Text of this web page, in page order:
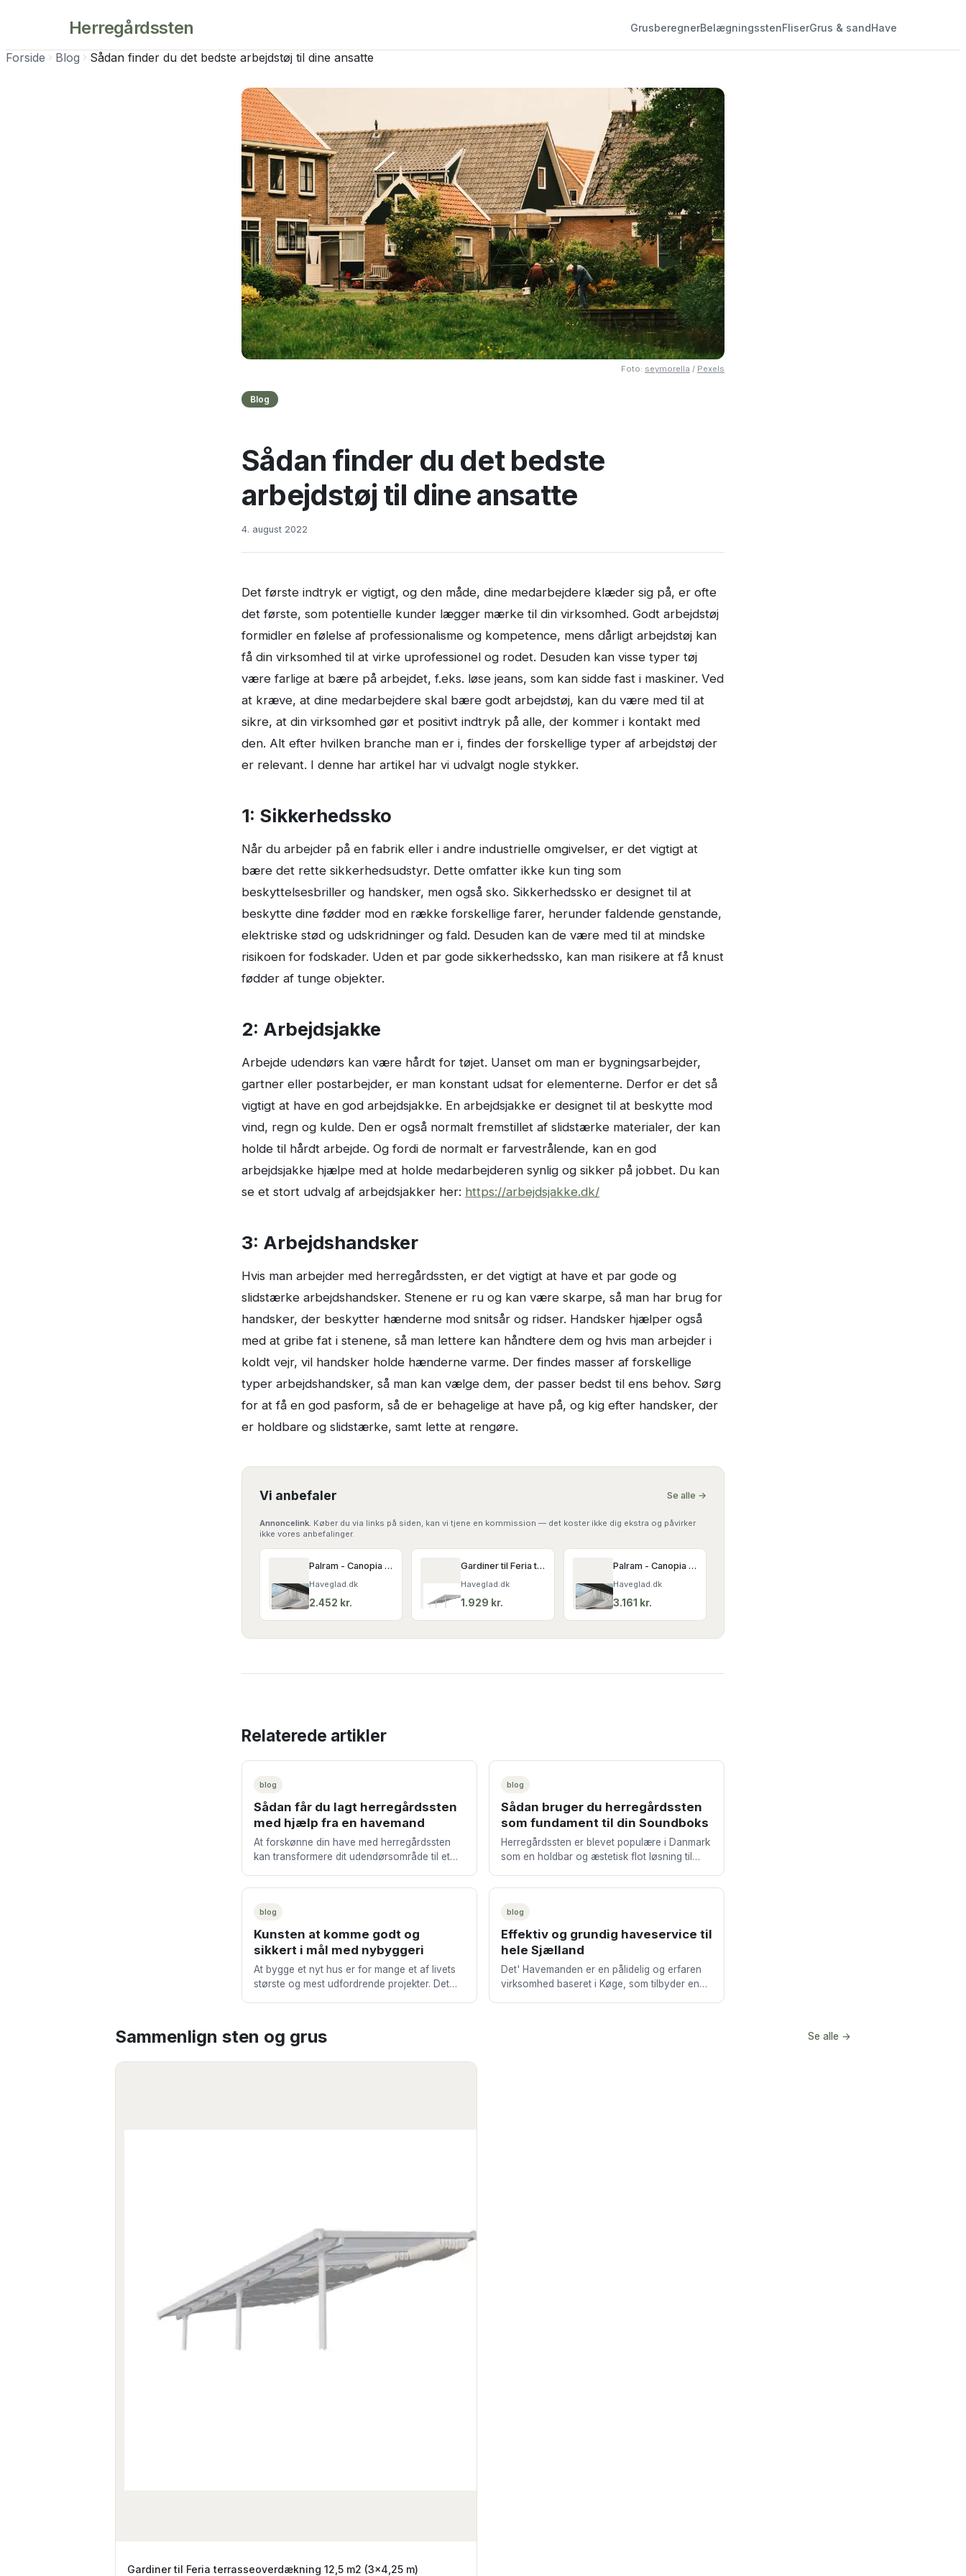
Herregårdssten GrusberegnerBelægningsstenFliserGrus & sandHave
Forside Blog Sådan finder du det bedste arbejdstøj til dine ansatte
Foto: seymorella / Pexels
Blog
Sådan finder du det bedste
arbejdstøj til dine ansatte
4. august 2022
Det første indtryk er vigtigt, og den måde, dine medarbejdere klæder sig på, er ofte
det første, som potentielle kunder lægger mærke til din virksomhed. Godt arbejdstøj
formidler en følelse af professionalisme og kompetence, mens dårligt arbejdstøj kan
få din virksomhed til at virke uprofessionel og rodet. Desuden kan visse typer tøj
være farlige at bære på arbejdet, f.eks. løse jeans, som kan sidde fast i maskiner. Ved
at kræve, at dine medarbejdere skal bære godt arbejdstøj, kan du være med til at
sikre, at din virksomhed gør et positivt indtryk på alle, der kommer i kontakt med
den. Alt efter hvilken branche man er i, findes der forskellige typer af arbejdstøj der
er relevant. I denne har artikel har vi udvalgt nogle stykker.
1: Sikkerhedssko
Når du arbejder på en fabrik eller i andre industrielle omgivelser, er det vigtigt at
bære det rette sikkerhedsudstyr. Dette omfatter ikke kun ting som
beskyttelsesbriller og handsker, men også sko. Sikkerhedssko er designet til at
beskytte dine fødder mod en række forskellige farer, herunder faldende genstande,
elektriske stød og udskridninger og fald. Desuden kan de være med til at mindske
risikoen for fodskader. Uden et par gode sikkerhedssko, kan man risikere at få knust
fødder af tunge objekter.
2: Arbejdsjakke
Arbejde udendørs kan være hårdt for tøjet. Uanset om man er bygningsarbejder,
gartner eller postarbejder, er man konstant udsat for elementerne. Derfor er det så
vigtigt at have en god arbejdsjakke. En arbejdsjakke er designet til at beskytte mod
vind, regn og kulde. Den er også normalt fremstillet af slidstærke materialer, der kan
holde til hårdt arbejde. Og fordi de normalt er farvestrålende, kan en god
arbejdsjakke hjælpe med at holde medarbejderen synlig og sikker på jobbet. Du kan
se et stort udvalg af arbejdsjakker her: https://arbejdsjakke.dk/
3: Arbejdshandsker
Hvis man arbejder med herregårdssten, er det vigtigt at have et par gode og
slidstærke arbejdshandsker. Stenene er ru og kan være skarpe, så man har brug for
handsker, der beskytter hænderne mod snitsår og ridser. Handsker hjælper også
med at gribe fat i stenene, så man lettere kan håndtere dem og hvis man arbejder i
koldt vejr, vil handsker holde hænderne varme. Der findes masser af forskellige
typer arbejdshandsker, så man kan vælge dem, der passer bedst til ens behov. Sørg
for at få en god pasform, så de er behagelige at have på, og kig efter handsker, der
er holdbare og slidstærke, samt lette at rengøre.
Vi anbefaler Se alle →
Annoncelink. Køber du via links på siden, kan vi tjene en kommission — det koster ikke dig ekstra og påvirker
ikke vores anbefalinger.
Palram - Canopia STOCKHOLM gardiner til terrasseoverdækning 3,4x3,7m
Haveglad.dk
2.452 kr.
Gardiner til Feria terrasseoverdækning 9 m2 (3x3,05 m)
Haveglad.dk
1.929 kr.
Palram - Canopia STOCKHOLM gardiner til terrasseoverdækning 3,4x5,2m
Haveglad.dk
3.161 kr.
Relaterede artikler
blog
Sådan får du lagt herregårdssten
med hjælp fra en havemand
At forskønne din have med herregårdssten
kan transformere dit udendørsområde til et
husejere drømmer om en flot s
blog
Sådan bruger du herregårdssten
som fundament til din Soundboks
Herregårdssten er blevet populære i Danmark
som en holdbar og æstetisk flot løsning til
sten også kan være det p
blog
Kunsten at komme godt og
sikkert i mål med nybyggeri
At bygge et nyt hus er for mange et af livets
største og mest udfordrende projekter. Det
blog
Effektiv og grundig haveservice til
hele Sjælland
Det' Havemanden er en pålidelig og erfaren
virksomhed baseret i Køge, som tilbyder en
Sammenlign sten og grus Se alle →
Gardiner til Feria terrasseoverdækning 12,5 m2 (3x4,25 m)